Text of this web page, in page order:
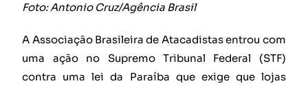
Foto: Antonio Cruz/Agência Brasil
A Associação Brasileira de Atacadistas entrou com
uma ação no Supremo Tribunal Federal (STF)
contra uma lei da Paraíba que exige que lojas